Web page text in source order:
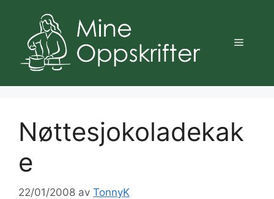
innhold
Meny
Nøttesjokoladekak
e
22/01/2008 av TonnyK